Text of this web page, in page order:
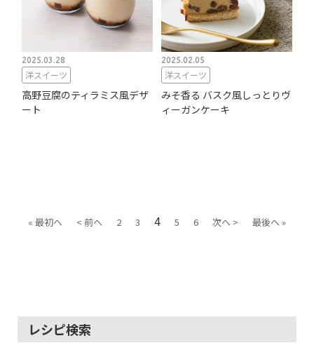
2025.03.28
洋スイーツ
高野豆腐のティラミス風デザ
ート
2025.02.05
洋スイーツ
みそ香る バスク風しっとりヴ
ィーガンケーキ
« 最初へ < 前へ 2 3 4 5 6 次へ > 最後へ »
レシピ検索